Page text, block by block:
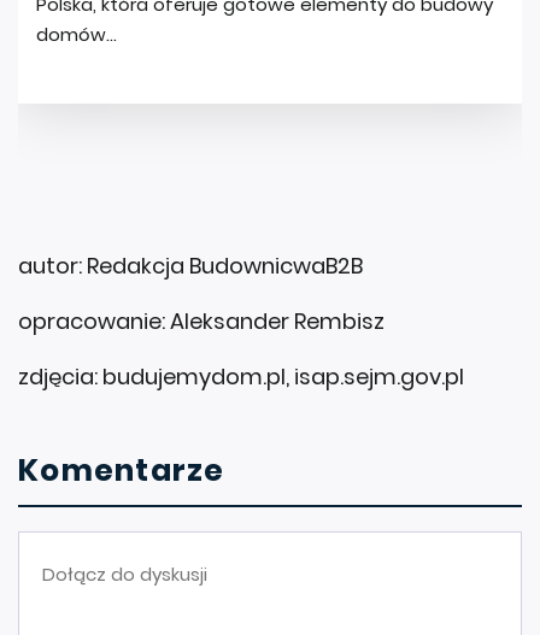
autor: Redakcja BudownicwaB2B
opracowanie: Aleksander Rembisz
zdjęcia: budujemydom.pl, isap.sejm.gov.pl
Komentarze